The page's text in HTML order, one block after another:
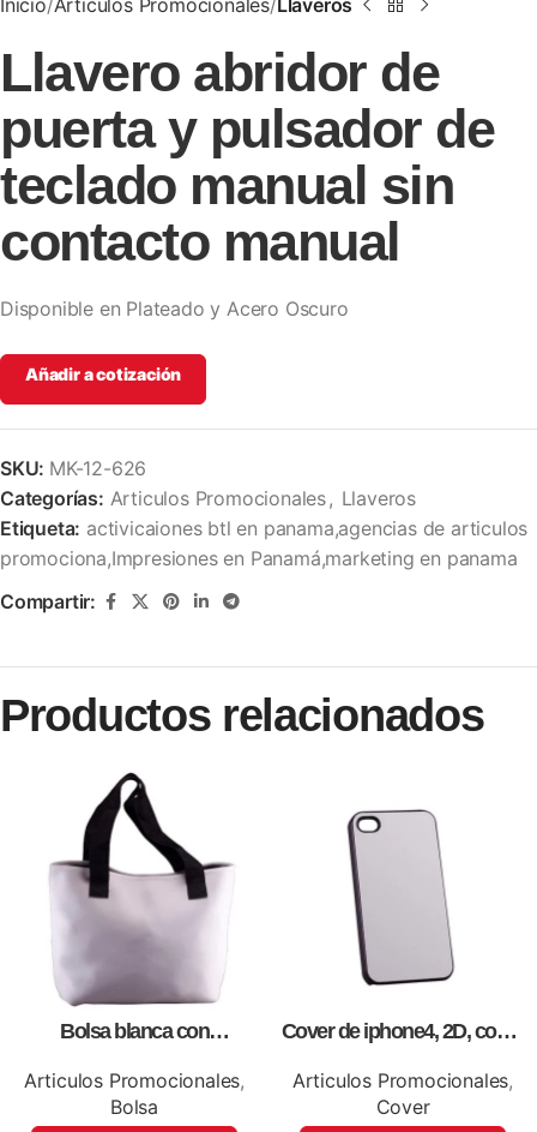
Llavero abridor de
puerta y pulsador de
teclado manual sin
contacto manual
Disponible en Plateado y Acero Oscuro
Añadir a cotización
SKU: MK-12-626
Categorías: Articulos Promocionales , Llaveros
Etiqueta: activicaiones btl en panama,agencias de articulos
promociona,Impresiones en Panamá,marketing en panama
Compartir:
Productos relacionados
Bolsa blanca con
promocionales
Articulos Promocionales,
Bolsa
Cover de iphone4, 2D, como
Articulos Promocionales,
Cover